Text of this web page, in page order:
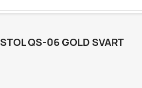
QS-06 GOLD SVART